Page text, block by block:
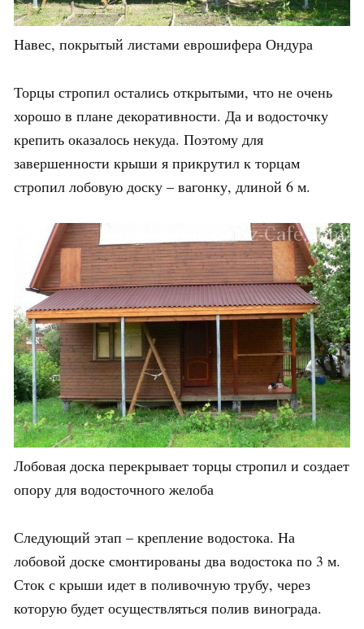
Навес, покрытый листами еврошифера Ондура
Торцы стропил остались открытыми, что не очень
хорошо в плане декоративности. Да и водосточку
крепить оказалось некуда. Поэтому для
завершенности крыши я прикрутил к торцам
стропил лобовую доску – вагонку, длиной 6 м.
Лобовая доска перекрывает торцы стропил и создает
опору для водосточного желоба
Следующий этап – крепление водостока. На
лобовой доске смонтированы два водостока по 3 м.
Сток с крыши идет в поливочную трубу, через
которую будет осуществляться полив винограда.